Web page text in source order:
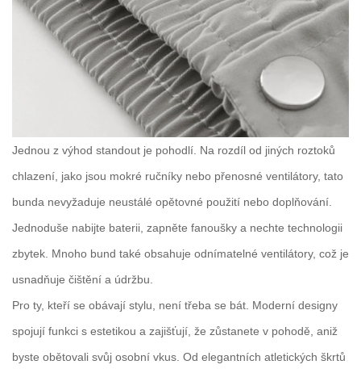
Jednou z výhod standout je pohodlí. Na rozdíl od jiných roztoků
chlazení, jako jsou mokré ručníky nebo přenosné ventilátory, tato
bunda nevyžaduje neustálé opětovné použití nebo doplňování.
Jednoduše nabijte baterii, zapněte fanoušky a nechte technologii
zbytek. Mnoho bund také obsahuje odnímatelné ventilátory, což je
usnadňuje čištění a údržbu.
Pro ty, kteří se obávají stylu, není třeba se bát. Moderní designy
spojují funkci s estetikou a zajišťují, že zůstanete v pohodě, aniž
byste obětovali svůj osobní vkus. Od elegantních atletických škrtů